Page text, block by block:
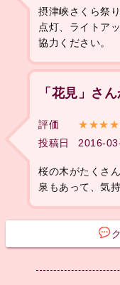
摂津峡さくら祭
点灯、ライトア
協力ください。
「花見」さ
評価 ★★★★
投稿日
2016-
桜の木がたくさ
泉もあって、気